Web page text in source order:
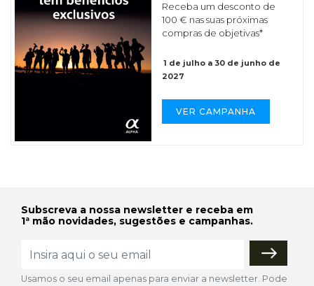
Receba um desconto de
100 € nas suas próximas
compras de objetivas*
1 de julho a 30 de junho de
2027
VER CAMPANHA
Subscreva a nossa newsletter e receba em
1ª mão novidades, sugestões e campanhas.
Usamos o seu email apenas para enviar a newsletter. Pode